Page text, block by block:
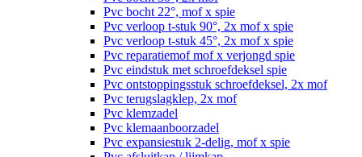
Pvc bocht 22°, mof x spie
Pvc verloop t-stuk 90°, 2x mof x spie
Pvc verloop t-stuk 45°, 2x mof x spie
Pvc reparatiemof mof x verjongd spie
Pvc eindstuk met schroefdeksel spie
Pvc ontstoppingsstuk schroefdeksel, 2x mof
Pvc terugslagklep, 2x mof
Pvc klemzadel
Pvc klemaanboorzadel
Pvc expansiestuk 2-delig, mof x spie